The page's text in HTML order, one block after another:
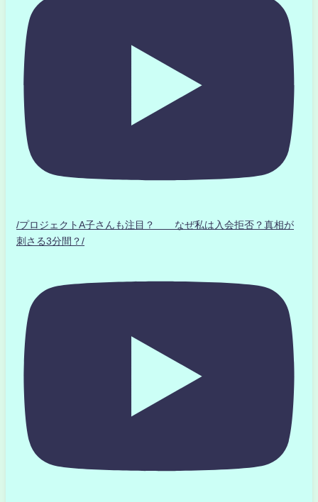
/プロジェクトA子さんも注目？ なぜ私は入会拒否？真相が
刺さる3分間？/